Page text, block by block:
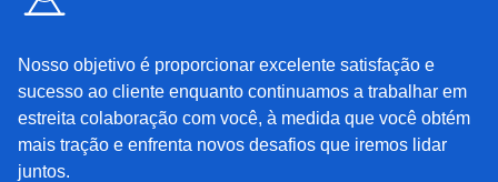
Nosso objetivo é proporcionar excelente satisfação e
sucesso ao cliente enquanto continuamos a trabalhar em
estreita colaboração com você, à medida que você obtém
mais tração e enfrenta novos desafios que iremos lidar
juntos.